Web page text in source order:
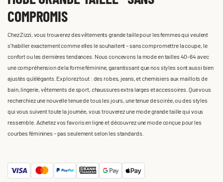
COMPROMIS
Chez Zizzi, vous trouverez des vêtements grande taille pour les femmes qui veulent
s'habiller exactement comme elles le souhaitent – sans compromettre la coupe, le
confort ou les dernières tendances. Nous concevons la mode en tailles 40-64 avec
une compréhension de la forme féminine, garantissant que nos styles sont aussi bien
ajustés qu'élégants. Explorez tout : des robes, jeans, et chemisiers aux maillots de
bain, lingerie, vêtements de sport, chaussures extra larges et accessoires. Que vous
recherchiez une nouvelle tenue de tous les jours, une tenue de soirée, ou des styles
qui vous suivent toute la journée, vous trouverez une mode grande taille qui vous
ressemble. Achetez vos favoris en ligne et découvrez une mode conçue pour les
courbes féminines – pas seulement selon les standards.